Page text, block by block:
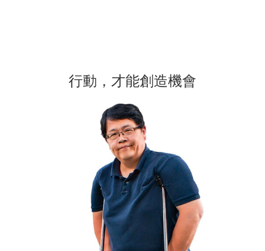
行動，才能創造機會